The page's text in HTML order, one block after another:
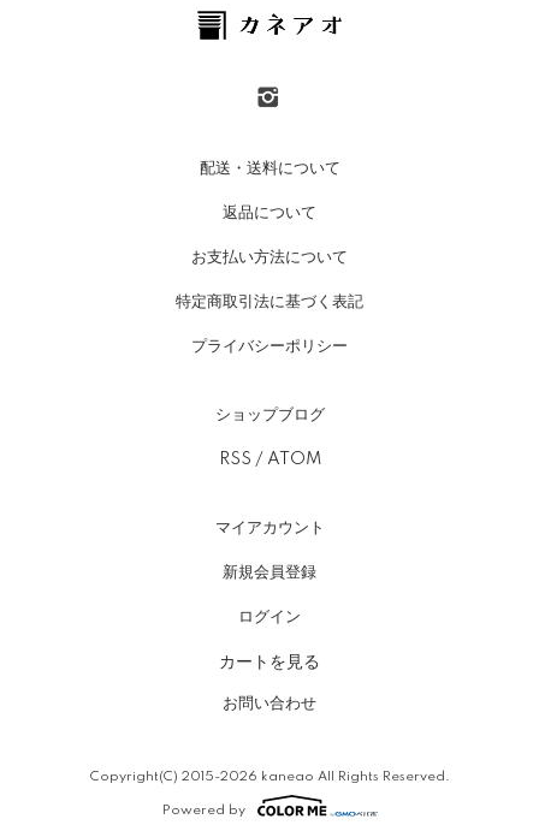
配送・送料について
返品について
お支払い方法について
特定商取引法に基づく表記
プライバシーポリシー
ショップブログ
RSS / ATOM
マイアカウント
新規会員登録
ログイン
カートを見る
お問い合わせ
Copyright(C) 2015-2026 kaneao All Rights Reserved.
Powered by